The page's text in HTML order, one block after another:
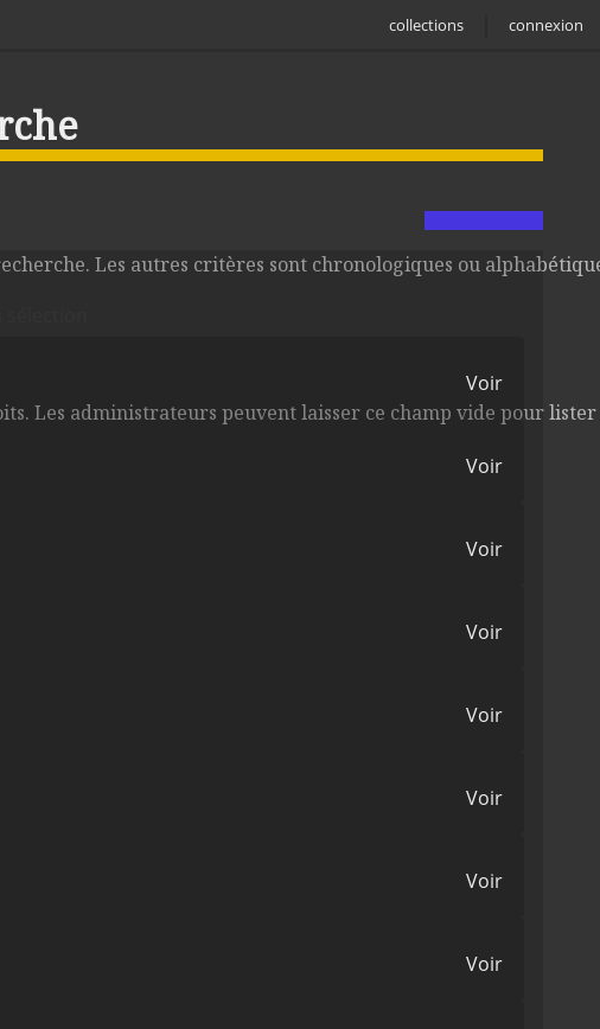
collections connexion
Les autres critères sont chronologiques ou
Les administrateurs peuvent laisser ce champ vide pour
Voir
Voir
Voir
Voir
Voir
Voir
Voir
Voir